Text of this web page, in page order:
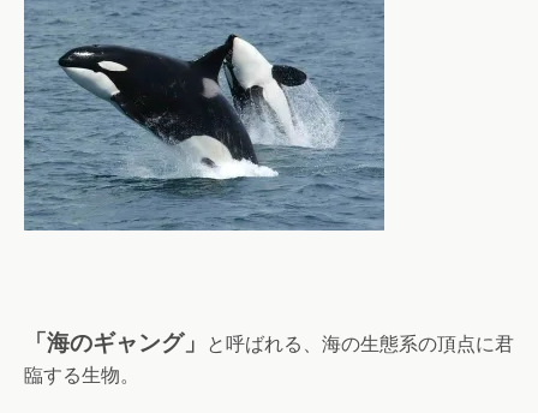
「海のギャング」
と呼ばれる、海の生態系の頂点に君
臨する生物。